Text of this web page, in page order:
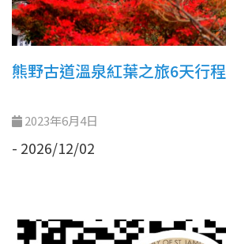
熊野古道溫泉紅葉之旅6天行程
2023年6月4日
- 2026/12/02